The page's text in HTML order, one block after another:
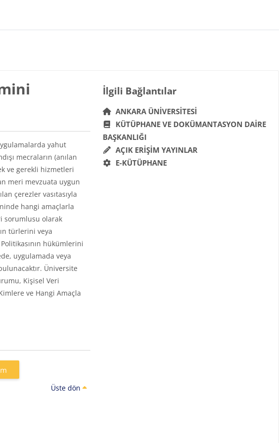
yahut
mecraların (anılan
ve gerekli hizmetleri
meri mevzuata uygun
çerezler vasıtasıyla
hangi amaçlarla
sorumlusu olarak
türlerini veya
hükümlerini
uygulamada veya
Üniversite
Kişisel Veri
ve Hangi Amaçla
Üste dön
Bloklar
İlgili Bağlantılar 'yı atla
İlgili Bağlantılar
ANKARA ÜNIVERSITESI
KÜTÜPHANE VE DOKÜMANTASYON DAIRE
BAŞKANLIĞI
AÇIK ERIŞIM YAYINLAR
E-KÜTÜPHANE